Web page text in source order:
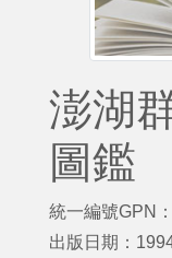
澎湖
圖鑑
統一編號GPN
出版日期：